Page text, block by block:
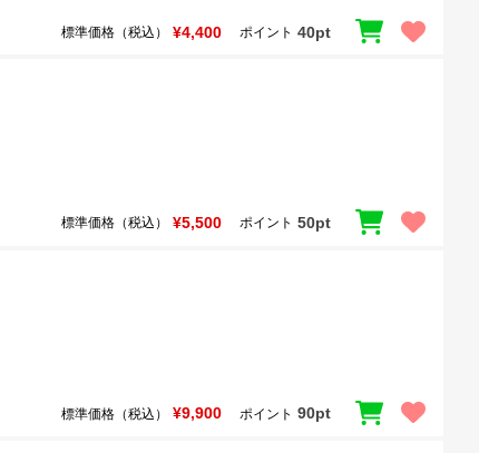
標準価格（税込） ¥4,400 ポイント 40pt
標準価格（税込） ¥5,500 ポイント 50pt
標準価格（税込） ¥9,900 ポイント 90pt